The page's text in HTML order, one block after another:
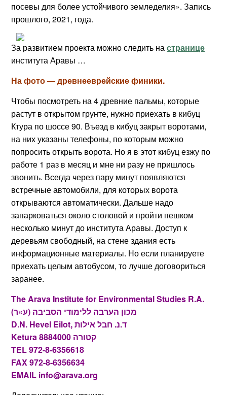
посевы для более устойчивого земледелия». Запись
прошлого, 2021, года.
За развитием проекта можно следить настранице
института Аравы …
На фото — древнееврейские финики.
Чтобы посмотреть на 4 древние пальмы, которые
растут в открытом грунте, нужно приехать в кибуц
Ктура по шоссе 90. Въезд в кибуц закрыт воротами,
на них указаны телефоны, по которым можно
попросить открыть ворота. Но я в этот кибуц езжу по
работе 1 раз в месяц и мне ни разу не пришлось
звонить. Всегда через пару минут появляются
встречные автомобили, для которых ворота
открываются автоматически. Дальше надо
запарковаться около столовой и пройти пешком
несколько минут до института Аравы. Доступ к
деревьям свободный, на стене здания есть
информационные материалы. Но если планируете
приехать целым автобусом, то лучше договориться
заранее.
The Arava Institute for Environmental Studies R.A.
מכון הערבה ללימודי הסביבה (ע»ר)
D.N. Hevel Eilot, ד.נ. חבל אילות
Ketura 8884000 קטורה
TEL 972-8-6356618
FAX 972-8-6356634
EMAIL info@arava.org